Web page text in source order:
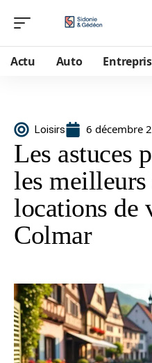
Actu Auto
Loisirs 6 décembre
Les astuces
les meilleurs
locations de
Colmar